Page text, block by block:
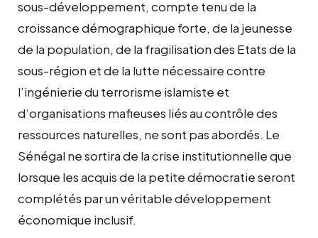
sous-développement, compte tenu de la
croissance démographique forte, de la jeunesse
de la population, de la fragilisation des Etats de la
sous-région et de la lutte nécessaire contre
l’ingénierie du terrorisme islamiste et
d’organisations mafieuses liés au contrôle des
ressources naturelles, ne sont pas abordés. Le
Sénégal ne sortira de la crise institutionnelle que
lorsque les acquis de la petite démocratie seront
complétés par un véritable développement
économique inclusif.